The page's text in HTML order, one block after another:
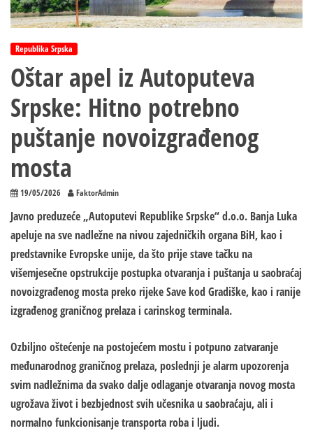
Republika Srpska
Oštar apel iz Autoputeva
Srpske: Hitno potrebno
puštanje novoizgrađenog
mosta
19/05/2026 FaktorAdmin
Javno preduzeće „Autoputevi Republike Srpske“ d.o.o. Banja Luka
apeluje na sve nadležne na nivou zajedničkih organa BiH, kao i
predstavnike Evropske unije, da što prije stave tačku na
višemjesečne opstrukcije postupka otvaranja i puštanja u saobraćaj
novoizgrađenog mosta preko rijeke Save kod Gradiške, kao i ranije
izgrađenog graničnog prelaza i carinskog terminala.
Ozbiljno oštećenje na postojećem mostu i potpuno zatvaranje
međunarodnog graničnog prelaza, poslednji je alarm upozorenja
svim nadležnima da svako dalje odlaganje otvaranja novog mosta
ugrožava život i bezbjednost svih učesnika u saobraćaju, ali i
normalno funkcionisanje transporta roba i ljudi.